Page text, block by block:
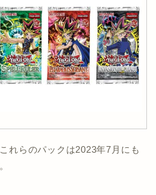
れらのパックは2023年7月にも